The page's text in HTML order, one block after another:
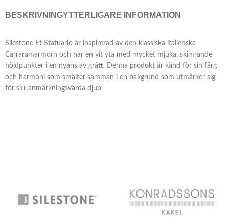
BESKRIVNINGYTTERLIGARE INFORMATION
Silestone Et Statuario är inspirerad av den klassiska italienska
Carraramarmorn och har en vit yta med mycket mjuka, skimrande
höjdpunkter i en nyans av grått. Denna produkt är känd för sin färg
och harmoni som smälter samman i en bakgrund som utmärker sig
för sitt anmärkningsvärda djup.